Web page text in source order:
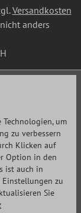
Versandkosten
anders
um
zu verbessern
Klicken auf
Option in den
ist auch in
Einstellungen zu
Sie